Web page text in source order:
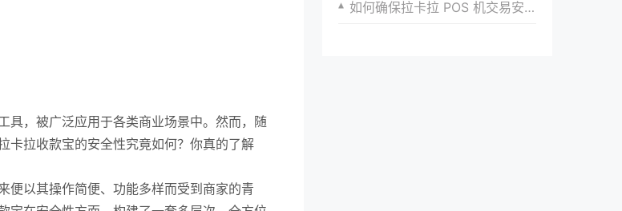
具，被广泛应用于各类商业场景中。然而，随
卡拉收款宝的安全性究竟如何？你真的了解
便以其操作简便、功能多样而受到商家的青
如何确保拉卡拉 POS 机交易安全